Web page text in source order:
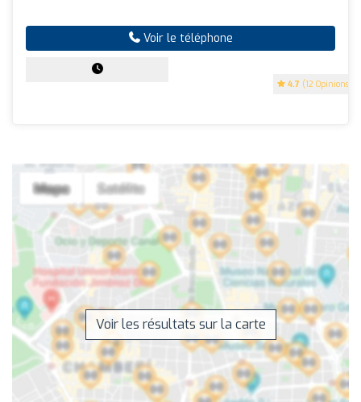
4.7 (12 Opinions)
Voir le téléphone
Voir les résultats sur la carte